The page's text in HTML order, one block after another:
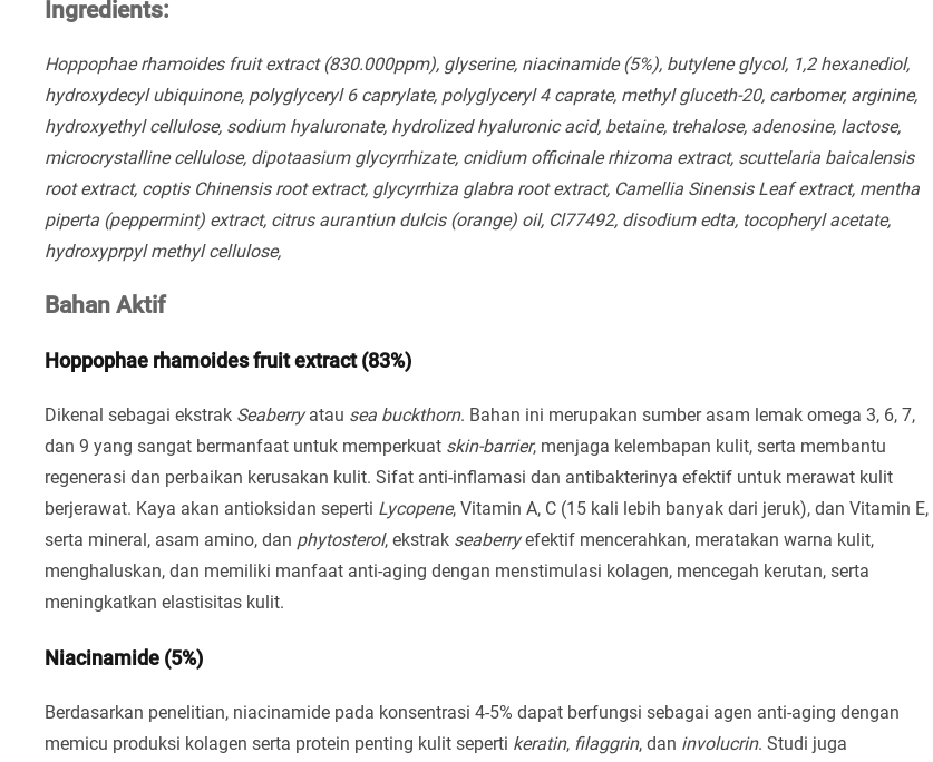
Ingredients:
Hoppophae rhamoides fruit extract (830.000ppm), glyserine, niacinamide (5%), butylene glycol, 1,2 hexanediol,
hydroxydecyl ubiquinone, polyglyceryl 6 caprylate, polyglyceryl 4 caprate, methyl gluceth-20, carbomer, arginine,
hydroxyethyl cellulose, sodium hyaluronate, hydrolized hyaluronic acid, betaine, trehalose, adenosine, lactose,
microcrystalline cellulose, dipotaasium glycyrrhizate, cnidium officinale rhizoma extract, scuttelaria baicalensis
root extract, coptis Chinensis root extract, glycyrrhiza glabra root extract, Camellia Sinensis Leaf extract, mentha
piperta (peppermint) extract, citrus aurantiun dulcis (orange) oil, Cl77492, disodium edta, tocopheryl acetate,
hydroxyprpyl methyl cellulose,
Bahan Aktif
Hoppophae rhamoides fruit extract (83%)
Dikenal sebagai ekstrak Seaberryatau sea buckthorn. Bahan ini merupakan sumber asam lemak omega 3, 6, 7,
dan 9 yang sangat bermanfaat untuk memperkuat skin-barrier, menjaga kelembapan kulit, serta membantu
regenerasi dan perbaikan kerusakan kulit. Sifat anti-inflamasi dan antibakterinya efektif untuk merawat kulit
berjerawat. Kaya akan antioksidan seperti Lycopene, Vitamin A, C (15 kali lebih banyak dari jeruk), dan Vitamin E,
serta mineral, asam amino, dan phytosterol, ekstrak seaberryefektif mencerahkan, meratakan warna kulit,
menghaluskan, dan memiliki manfaat anti-aging dengan menstimulasi kolagen, mencegah kerutan, serta
meningkatkan elastisitas kulit.
Niacinamide (5%)
Berdasarkan penelitian, niacinamide pada konsentrasi 4-5% dapat berfungsi sebagai agen anti-aging dengan
memicu produksi kolagen serta protein penting kulit seperti keratin, filaggrin, dan involucrin. Studi juga